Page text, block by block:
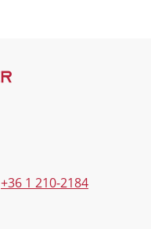
+36 1 210-2184